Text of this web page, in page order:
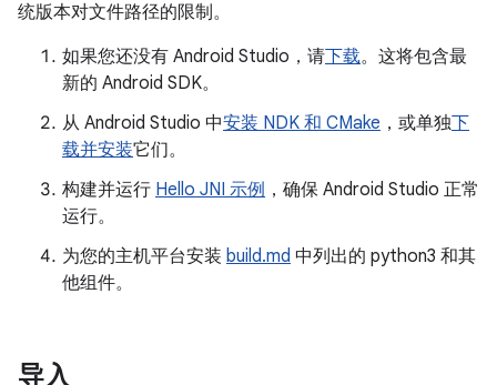
统版本对文件路径的限制。
如果您还没有 Android Studio，请下载。这将包含最
新的 Android SDK。
从 Android Studio 中安装 NDK 和 CMake ，或单独下
载并安装它们。
构建并运行 Hello JNI 示例 ，确保 Android Studio 正常
运行。
为您的主机平台安装 build.md 中列出的 python3 和其
他组件。
导入